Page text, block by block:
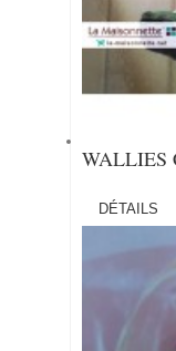
WALLIES
DÉTAILS